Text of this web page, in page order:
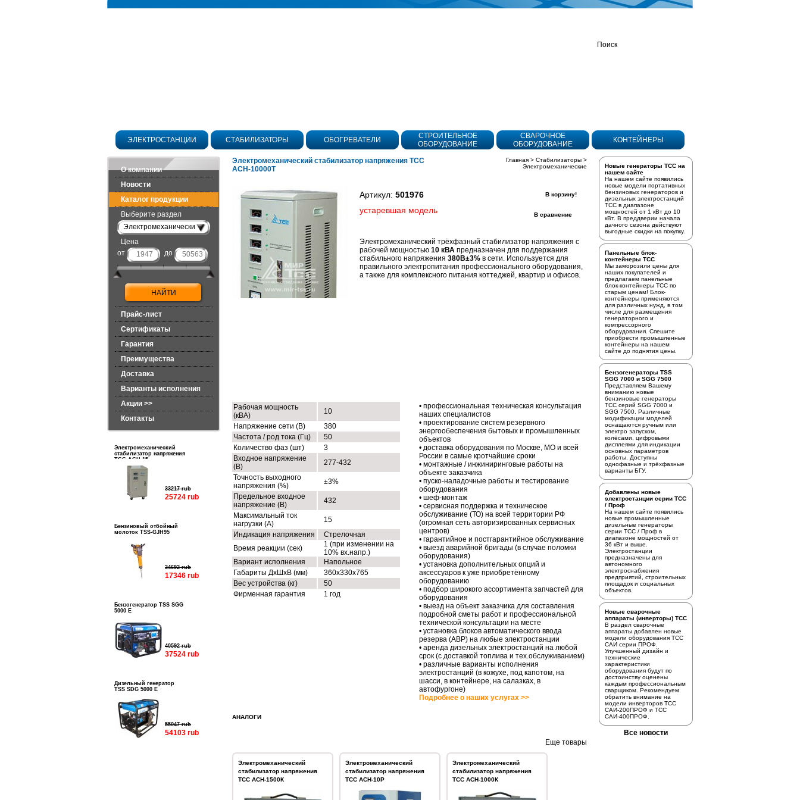
ЭЛЕКТРОСТАНЦИИ СТАБИЛИЗАТОРЫ ОБОГРЕВАТЕЛИ
СТРОИТЕЛЬНОЕ
ОБОРУДОВАНИЕ
СВАРОЧНОЕ
ОБОРУДОВАНИЕ
КОНТЕЙНЕРЫ
О компании
Новости
Каталог продукции
Выберите раздел
Электромеханические
Цена
от
до
Прайс-лист
Сертификаты
Гарантия
Преимущества
Доставка
Варианты исполнения
Акции >>
Контакты
Электромеханический
стабилизатор напряжения
ТСС АСН-15
33217 rub
25724 rub
Бензиновый отбойный
молоток TSS-GJH95
34692 rub
17346 rub
Бензогенератор TSS SGG
5000 E
40592 rub
37524 rub
Дизельный генератор
TSS SDG 5000 E
55047 rub
54103 rub
Электромеханический стабилизатор напряжения ТСС
АСН-10000Т
Главная > Стабилизаторы >
Электромеханические
Артикул: 501976
устаревшая модель
В корзину!
В сравнение
Электромеханический трёхфазный стабилизатор напряжения с
рабочей мощностью 10 кВА предназначен для поддержания
стабильного напряжения 380В±3% в сети. Используется для
правильного электропитания профессионального оборудования,
а также для комплексного питания коттеджей, квартир и офисов.
Рабочая мощность
(кВА)
10
Напряжение сети (В)
380
Частота / род тока (Гц)
50
Количество фаз (шт)
3
Входное напряжение
(В)
277-432
Точность выходного
напряжения (%)
±3%
Предельное входное
напряжение (В)
432
Максимальный ток
нагрузки (А)
15
Индикация напряжения
Стрелочная
Время реакции (сек)
1 (при изменении на
10% вх.напр.)
Вариант исполнения
Напольное
Габариты ДхШхВ (мм)
360х330х765
Вес устройства (кг)
50
Фирменная гарантия
1 год
• профессиональная техническая консультация
наших специалистов
• проектирование систем резервного
энергообеспечения бытовых и промышленных
объектов
• доставка оборудования по Москве, МО и всей
России в самые кротчайшие сроки
• монтажные / инжиниринговые работы на
объекте заказчика
• пуско-наладочные работы и тестирование
оборудования
• шеф-монтаж
• сервисная поддержка и техническое
обслуживание (ТО) на всей территории РФ
(огромная сеть авторизированных сервисных
центров)
• гарантийное и постгарантийное обслуживание
• выезд аварийной бригады (в случае поломки
оборудования)
• установка дополнительных опций и
аксессуаров к уже приобретённому
оборудованию
• подбор широкого ассортимента запчастей для
оборудования
• выезд на объект заказчика для составления
подробной сметы работ и профессиональной
технической консультации на месте
• установка блоков автоматического ввода
резерва (АВР) на любые электростанции
• аренда дизельных электростанций на любой
срок (с доставкой топлива и тех.обслуживанием)
• различные варианты исполнения
электростанций (в кожухе, под капотом, на
шасси, в контейнере, на салазках, в
автофургоне)
Подробнее о наших услугах >>
АНАЛОГИ
Еще товары
Электромеханический
стабилизатор напряжения
ТСС АСН-1500К
Электромеханический
стабилизатор напряжения
ТСС АСН-10Р
Электромеханический
стабилизатор напряжения
ТСС АСН-1000К
Новые генераторы ТСС на
нашем сайте
На нашем сайте появились
новые модели портативных
бензиновых генераторов и
дизельных электростанций
ТСС в диапазоне
мощностей от 1 кВт до 10
кВт. В преддверии начала
дачного сезона действуют
выгодные скидки на покупку.
Панельные блок-
контейнеры ТСС
Мы заморозили цены для
наших покупателей и
предлагаем панельные
блок-контейнеры ТСС по
старым ценам! Блок-
контейнеры применяются
для различных нужд, в том
числе для размещения
генераторного и
компрессорного
оборудования. Спешите
приобрести промышленные
контейнеры на нашем
сайте до поднятия цены.
Бензогенераторы TSS
SGG 7000 и SGG 7500
Представляем Вашему
вниманию новые
бензиновые генераторы
ТСС серий SGG 7000 и
SGG 7500. Различные
модификации моделей
оснащаются ручным или
электро запуском,
колёсами, цифровыми
дисплеями для индикации
основных параметров
работы. Доступны
однофазные и трёхфазные
варианты БГУ.
Добавлены новые
электростанции серии ТСС
/ Проф
На нашем сайте появились
новые промышленные
дизельные генераторы
серии ТСС / Проф в
диапазоне мощностей от
36 кВт и выше.
Электростанции
предназначены для
автономного
электроснабжения
предприятий, строительных
площадок и социальных
объектов.
Новые сварочные
аппараты (инверторы) ТСС
В раздел сварочные
аппараты добавлен новые
модели оборудования ТСС
САИ серии ПРОФ.
Улучшенный дизайн и
технические
характеристики
оборудования будут по
достоинству оценены
каждым профессиональным
сварщиком. Рекомендуем
обратить внимание на
модели инверторов ТСС
САИ-200ПРОФ и ТСС
САИ-400ПРОФ.
Все новости